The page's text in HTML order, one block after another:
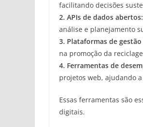
facilitando decisões
2. APIs de dados abertos:
análise e planejamento
3. Plataformas de
na promoção da
4. Ferramentas de
projetos web, ajudando
Essas ferramentas são
digitais.